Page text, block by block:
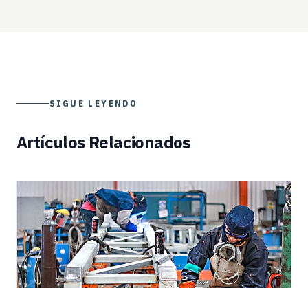
SIGUE LEYENDO
Artículos Relacionados